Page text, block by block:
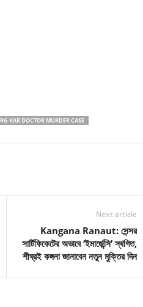
RG KAR DOCTOR MURDER CASE
Next article
Kangana Ranaut: সেন্সর
সার্টিফিকেটের অভাবে ‘ইমার্জেন্সি’ স্থগিত,
শীঘ্রই কঙ্গনা জানাবেন নতুন মুক্তির দিন